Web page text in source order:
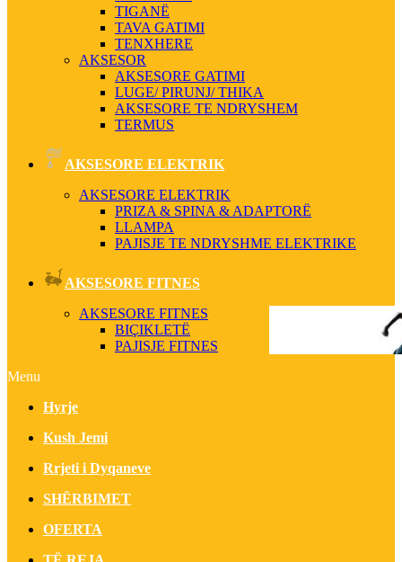
TIGANË
TAVA GATIMI
TENXHERE
AKSESOR
AKSESORE GATIMI
LUGE/ PIRUNJ/ THIKA
AKSESORE TE NDRYSHEM
TERMUS
AKSESORE ELEKTRIK
AKSESORE ELEKTRIK
PRIZA & SPINA & ADAPTORË
LLAMPA
PAJISJE TE NDRYSHME ELEKTRIKE
AKSESORE FITNES
AKSESORE FITNES
BIÇIKLETË
PAJISJE FITNES
Menu
Hyrje
Kush Jemi
Rrjeti i Dyqaneve
SHËRBIMET
OFERTA